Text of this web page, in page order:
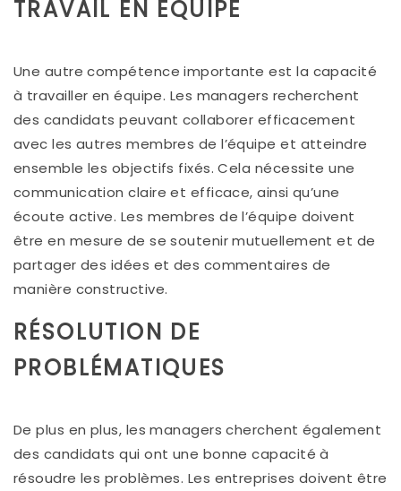
TRAVAIL EN ÉQUIPE
Une autre compétence importante est la capacité
à travailler en équipe. Les managers recherchent
des candidats peuvant collaborer efficacement
avec les autres membres de l’équipe et atteindre
ensemble les objectifs fixés. Cela nécessite une
communication claire et efficace, ainsi qu’une
écoute active. Les membres de l’équipe doivent
être en mesure de se soutenir mutuellement et de
partager des idées et des commentaires de
manière constructive.
RÉSOLUTION DE
PROBLÉMATIQUES
De plus en plus, les managers cherchent également
des candidats qui ont une bonne capacité à
résoudre les problèmes. Les entreprises doivent être